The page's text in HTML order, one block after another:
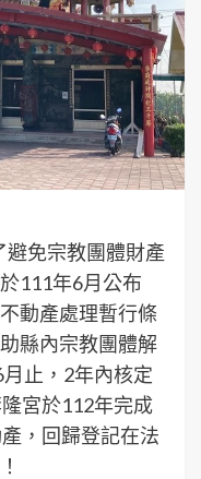
避免宗教團體財產
111年6月公布
動產處理暫行條
縣內宗教團體解
止，2年內核定
宮於112年完成
，回歸登記在法